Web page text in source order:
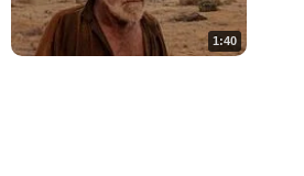
1:40